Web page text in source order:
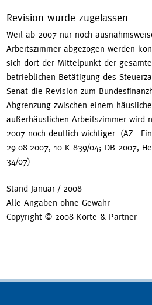
Revision wurde zugelassen
Weil ab 2007 nur noch
Arbeitszimmer abgezogen werden
sich dort der Mittelpunkt der
betrieblichen Betätigung des
Senat die Revision zum
Abgrenzung zwischen einem
außerhäuslichen Arbeitszimmer wird
2007 noch deutlich wichtiger. (AZ.:
29.08.2007, 10 K 839/04; DB 2007,
34/07)
Stand Januar / 2008
Alle Angaben ohne Gewähr
Copyright © 2008 Korte & Partner